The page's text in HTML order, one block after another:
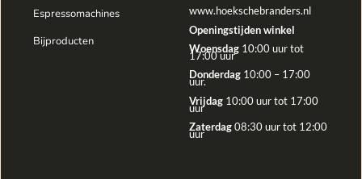
Espressomachines
Bijproducten
www.hoekschebranders.nl
Openingstijden winkel
Woensdag 10:00 uur tot
17:00 uur
Donderdag 10:00 – 17:00
uur.
Vrijdag 10:00 uur tot 17:00
uur
Zaterdag08:30 uur tot 12:00
uur